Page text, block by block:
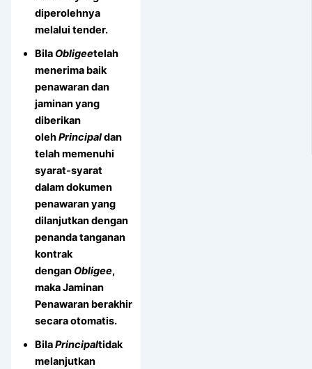
diperolehnya
melalui tender.
Bila Obligeetelah
menerima baik
penawaran dan
jaminan yang
diberikan
olehPrincipaldan
telah memenuhi
syarat-syarat
dalam dokumen
penawaran yang
dilanjutkan dengan
penanda tanganan
kontrak
dengan Obligee,
maka Jaminan
Penawaran berakhir
secara otomatis.
BilaPrincipaltidak
melanjutkan